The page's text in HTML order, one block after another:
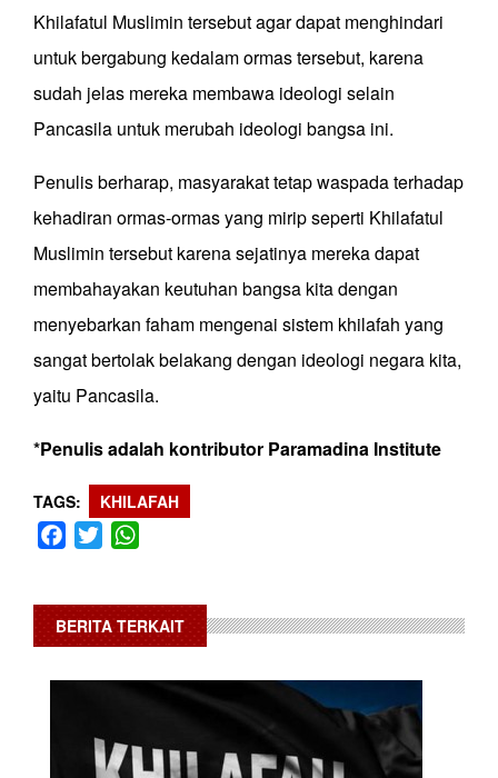
Khilafatul Muslimin tersebut agar dapat menghindari
untuk bergabung kedalam ormas tersebut, karena
sudah jelas mereka membawa ideologi selain
Pancasila untuk merubah ideologi bangsa ini.
Penulis berharap, masyarakat tetap waspada terhadap
kehadiran ormas-ormas yang mirip seperti Khilafatul
Muslimin tersebut karena sejatinya mereka dapat
membahayakan keutuhan bangsa kita dengan
menyebarkan faham mengenai sistem khilafah yang
sangat bertolak belakang dengan ideologi negara kita,
yaitu Pancasila.
*Penulis adalah kontributor Paramadina Institute
TAGS KHILAFAH
Facebook
Twitter
BERITA TERKAIT